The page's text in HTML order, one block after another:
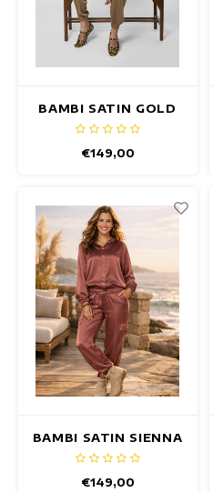
BAMBI SATIN GOLD
TOP
€149,00
BAMBI SATIN SIENNA
TOP
€149,00